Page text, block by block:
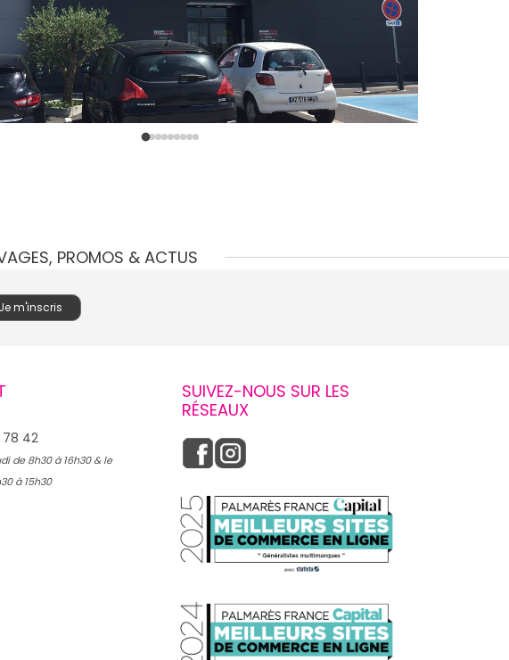
PROMOS & ACTUS
42
de 8h30 à 16h30 & le
à 15h30
SUIVEZ-NOUS SUR LES
RÉSEAUX